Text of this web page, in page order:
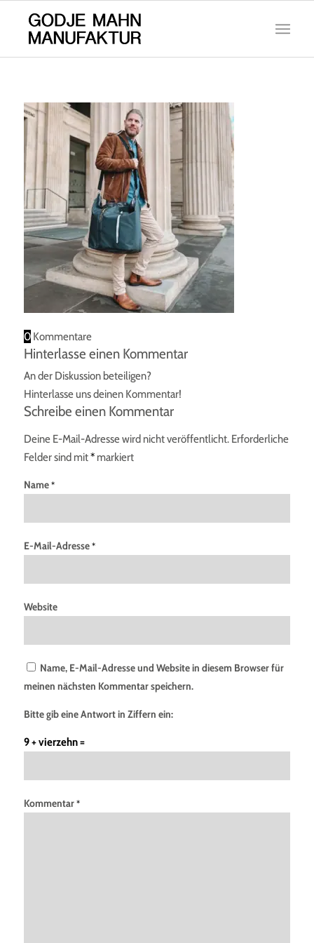
0 Kommentare
Hinterlasse einen Kommentar
An der Diskussion beteiligen?
Hinterlasse uns deinen Kommentar!
Schreibe einen Kommentar
Deine E-Mail-Adresse wird nicht veröffentlicht. Erforderliche
Felder sind mit*markiert
Name*
E-Mail-Adresse*
Website
Name, E-Mail-Adresse und Website in diesem Browser für
meinen nächsten Kommentar speichern.
Bitte gib eine Antwort in Ziffern ein:
9 + vierzehn =
Kommentar*